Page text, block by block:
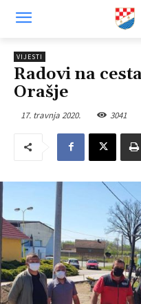
VIJESTI
Radovi na
Orašje
17. travnja 2020. 3041